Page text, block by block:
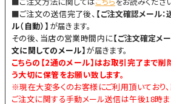
■ご注文の送信完了後、 【ご注文確認メール：
ル（自動）】 が届きます。
その後、当店の営業時間内に【ご注文確定メー
文に関してのメール】が届きます。
こちらの【2通のメール】はお取引完了まで削
う大切に保管をお願い致します。
※現在大変多くのお客様にご利用頂いており
ご注文に関する手動メール送信は午後18時